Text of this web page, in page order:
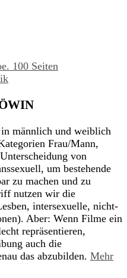
100 Seiten
männlich und weiblich
Frau/Mann,
von
um bestehende
zu machen und zu
nutzen wir die
intersexuelle, nicht-
Aber: Wenn Filme ein
repräsentieren,
auch die
das abzubilden. Mehr